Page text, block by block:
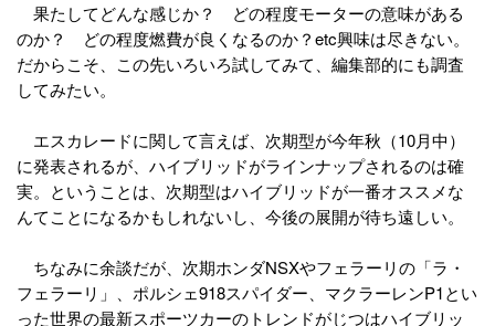
果たしてどんな感じか？ どの程度モーターの意味がある
のか？ どの程度燃費が良くなるのか？etc興味は尽きない。
だからこそ、この先いろいろ試してみて、編集部的にも調査
してみたい。
エスカレードに関して言えば、次期型が今年秋（10月中）
に発表されるが、ハイブリッドがラインナップされるのは確
実。ということは、次期型はハイブリッドが一番オススメな
んてことになるかもしれないし、今後の展開が待ち遠しい。
ちなみに余談だが、次期ホンダNSXやフェラーリの「ラ・
フェラーリ」、ポルシェ918スパイダー、マクラーレンP1とい
った世界の最新スポーツカーのトレンドがじつはハイブリッ